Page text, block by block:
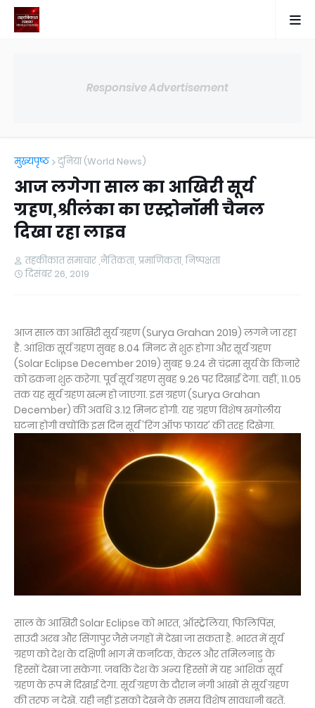
Responsive Advertisement
मुख्यपृष्ठ दुनिया (World News)
आज लगेगा साल का आखिरी सूर्य
ग्रहण,श्रीलंका का एस्ट्रोनॉमी चैनल
दिखा रहा लाइव
तहकीकात समाचार ,नैतिकता, प्रमाणिकता, निष्पक्षता
दिसंबर 26, 2019
आज साल का आखिरी सूर्य ग्रहण (Surya Grahan 2019) लगने जा रहा
है. आंशिक सूर्य ग्रहण सुबह 8.04 मिनट से शुरू होगा और सूर्य ग्रहण
(Solar Eclipse December 2019) सुबह 9.24 से चंद्रमा सूर्य के किनारे
को ढकना शुरू करेगा. पूर्व सूर्य ग्रहण सुबह 9.26 पर दिखाई देगा. वहीं, 11.05
तक यह सूर्य ग्रहण खत्म हो जाएगा. इस ग्रहण (Surya Grahan
December) की अवधि 3.12 मिनट होगी. यह ग्रहण विशेष खगोलीय
घटना होगी क्योंकि इस दिन सूर्य 'रिंग ऑफ फायर' की तरह दिखेगा.
साल के आखिरी Solar Eclipse को भारत, ऑस्ट्रेलिया, फिलिपिंस,
साउदी अरब और सिंगापुर जैसे जगहों में देखा जा सकता है. भारत में सूर्य
ग्रहण को देश के दक्षिणी भाग में कर्नाटक, केरल और तमिलनाडु के
हिस्सों देखा जा सकेगा. जबकि देश के अन्य हिस्सों में यह आंशिक सूर्य
ग्रहण के रूप में दिखाई देगा. सूर्य ग्रहण के दौरान नंगी आंखों से सूर्य ग्रहण
की तरफ न देखें. यही नहीं इसको देखने के समय विशेष सावधानी बरतें.